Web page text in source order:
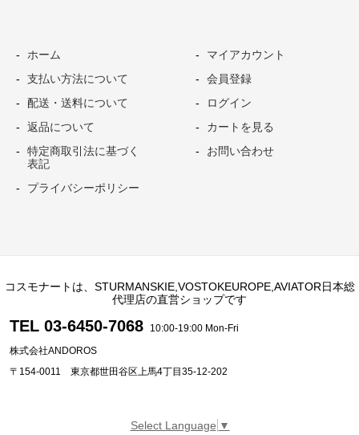
ホーム
支払い方法について
配送・送料について
返品について
特定商取引法に基づく
表記
プライバシーポリシー
マイアカウント
会員登録
ログイン
カートを見る
お問い合わせ
コスモナートは、STURMANSKIE,VOSTOKEUROPE,AVIATOR日本総
代理店の直営ショップです
TEL 03-6450-7068
10:00-19:00 Mon-Fri
株式会社ANDOROS
〒154-0011 東京都世田谷区上馬4丁目35-12-202
Select Language ▼